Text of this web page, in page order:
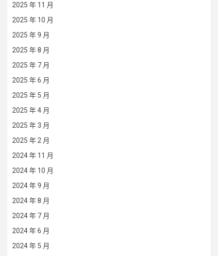
2025 年 11 月
2025 年 10 月
2025 年 9 月
2025 年 8 月
2025 年 7 月
2025 年 6 月
2025 年 5 月
2025 年 4 月
2025 年 3 月
2025 年 2 月
2024 年 11 月
2024 年 10 月
2024 年 9 月
2024 年 8 月
2024 年 7 月
2024 年 6 月
2024 年 5 月